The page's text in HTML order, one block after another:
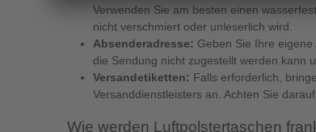
Verwenden Sie am besten einen
nicht verschmiert oder unleserlich wird.
Absenderadresse: Geben Sie Ihre
die Sendung nicht zugestellt werden kann
Versandetiketten: Falls erforderlich,
Versanddienstleisters an. Achten Sie
Wie werden Luftpolstertaschen